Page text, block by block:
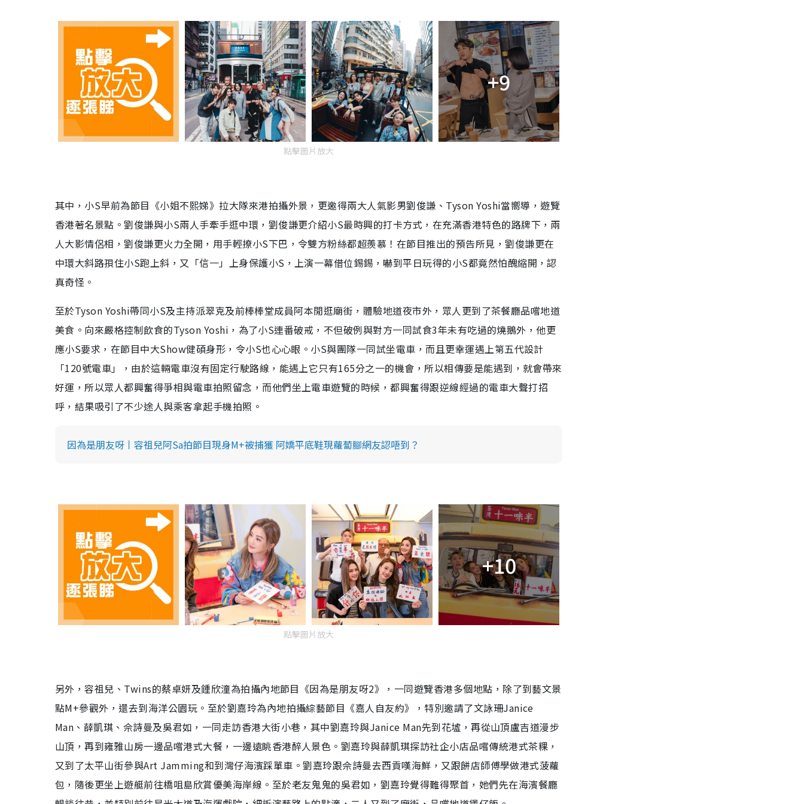
+9
點擊圖片放大
其中，小S早前為節目《小姐不熙娣》拉大隊來港拍攝外景，更邀得兩大人氣影男劉俊謙、Tyson Yoshi當嚮導，遊覽
香港著名景點。劉俊謙與小S兩人手牽手逛中環，劉俊謙更介紹小S最時興的打卡方式，在充滿香港特色的路牌下，兩
人大影情侶相，劉俊謙更火力全開，用手輕撩小S下巴，令雙方粉絲都超羨慕！在節目推出的預告所見，劉俊謙更在
中環大斜路孭住小S跑上斜，又「信一」上身保護小S，上演一幕借位錫錫，嚇到平日玩得的小S都竟然怕醜縮開，認
真奇怪。
至於Tyson Yoshi帶同小S及主持派翠克及前棒棒堂成員阿本閒逛廟街，體驗地道夜市外，眾人更到了茶餐廳品嚐地道
美食。向來嚴格控制飲食的Tyson Yoshi，為了小S連番破戒，不但破例與對方一同試食3年未有吃過的燒鵝外，他更
應小S要求，在節目中大Show健碩身形，令小S也心心眼。小S與團隊一同試坐電車，而且更幸運遇上第五代設計
「120號電車」，由於這輛電車沒有固定行駛路線，能遇上它只有165分之一的機會，所以相傳要是能遇到，就會帶來
好運，所以眾人都興奮得爭相與電車拍照留念，而他們坐上電車遊覽的時候，都興奮得跟逆線經過的電車大聲打招
呼，結果吸引了不少途人與乘客拿起手機拍照。
因為是朋友呀丨容祖兒阿Sa拍節目現身M+被捕獲 阿嬌平底鞋現蘿蔔腳網友認唔到？
+10
點擊圖片放大
另外，容祖兒、Twins的蔡卓妍及鍾欣潼為拍攝內地節目《因為是朋友呀2》，一同遊覽香港多個地點，除了到藝文景
點M+參觀外，還去到海洋公園玩。至於劉嘉玲為內地拍攝綜藝節目《嘉人自友約》，特別邀請了文詠珊Janice
Man、薛凱琪、佘詩曼及吳君如，一同走訪香港大街小巷，其中劉嘉玲與Janice Man先到花墟，再從山頂盧吉道漫步
山頂，再到雍雅山房一邊品嚐港式大餐，一邊遠眺香港醉人景色。劉嘉玲與薛凱琪探訪社企小店品嚐傳統港式茶粿，
又到了太平山街參與Art Jamming和到灣仔海濱踩單車。劉嘉玲跟佘詩曼去西貢嘆海鮮，又跟餅店師傅學做港式菠蘿
包，隨後更坐上遊艇前往橋咀島欣賞優美海岸線。至於老友鬼鬼的吳君如，劉嘉玲覺得難得聚首，她們先在海濱餐廳